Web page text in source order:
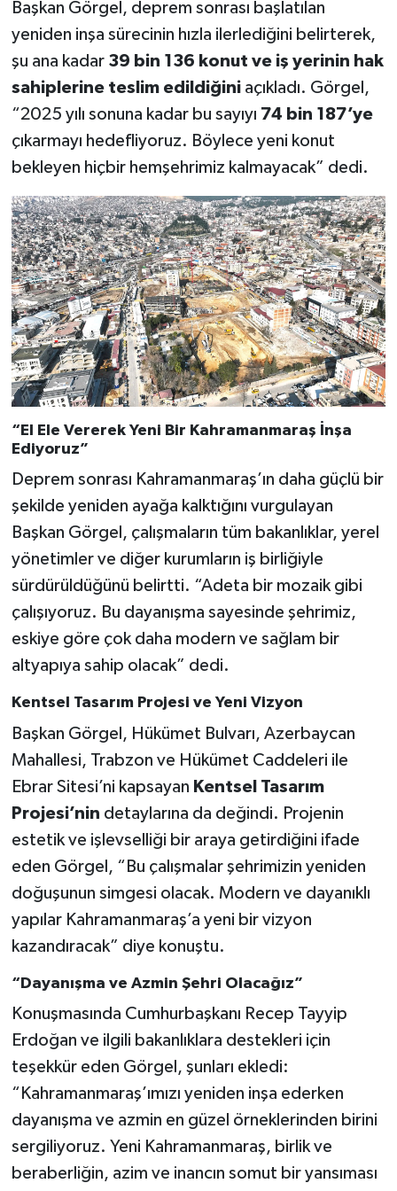
Başkan Görgel, deprem sonrası başlatılan
yeniden inşa sürecinin hızla ilerlediğini belirterek,
şu ana kadar 39 bin 136 konut ve iş yerinin hak
sahiplerine teslim edildiğiniaçıkladı. Görgel,
“2025 yılı sonuna kadar bu sayıyı 74 bin 187’ye
çıkarmayı hedefliyoruz. Böylece yeni konut
bekleyen hiçbir hemşehrimiz kalmayacak” dedi.
“El Ele Vererek Yeni Bir Kahramanmaraş İnşa
Ediyoruz”
Deprem sonrası Kahramanmaraş’ın daha güçlü bir
şekilde yeniden ayağa kalktığını vurgulayan
Başkan Görgel, çalışmaların tüm bakanlıklar, yerel
yönetimler ve diğer kurumların iş birliğiyle
sürdürüldüğünü belirtti. “Adeta bir mozaik gibi
çalışıyoruz. Bu dayanışma sayesinde şehrimiz,
eskiye göre çok daha modern ve sağlam bir
altyapıya sahip olacak” dedi.
Kentsel Tasarım Projesi ve Yeni Vizyon
Başkan Görgel, Hükümet Bulvarı, Azerbaycan
Mahallesi, Trabzon ve Hükümet Caddeleri ile
Ebrar Sitesi’ni kapsayan Kentsel Tasarım
Projesi’nin detaylarına da değindi. Projenin
estetik ve işlevselliği bir araya getirdiğini ifade
eden Görgel, “Bu çalışmalar şehrimizin yeniden
doğuşunun simgesi olacak. Modern ve dayanıklı
yapılar Kahramanmaraş’a yeni bir vizyon
kazandıracak” diye konuştu.
“Dayanışma ve Azmin Şehri Olacağız”
Konuşmasında Cumhurbaşkanı Recep Tayyip
Erdoğan ve ilgili bakanlıklara destekleri için
teşekkür eden Görgel, şunları ekledi:
“Kahramanmaraş’ımızı yeniden inşa ederken
dayanışma ve azmin en güzel örneklerinden birini
sergiliyoruz. Yeni Kahramanmaraş, birlik ve
beraberliğin, azim ve inancın somut bir yansıması
SEÇİM 2011
ÜÇÜNCÜ SAYFA
BİLİMNET
Yemek
SİVİL TOPLUM
SEÇİM 2014
KİM KİMDİR
ÇEK GÖNDER
KİTAP
HEDEF2020
MİZAH
TARİH
Genel
Politika
BÖLGEDEN
BİLİM TEKNOLOJİ
SEÇİM 2015
ÇEVRE
BİLİM VE TEKNOLOJİ
YARIŞMALAR
HABERDE İNSAN